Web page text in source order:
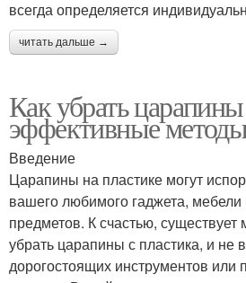
всегда определяется
читать дальше →
Как убрать
эффективные
Введение
Царапины на пластике могут
вашего любимого гаджета, мебели
предметов. К счастью,
убрать царапины с пластика, и не
дорогостоящих инструментов или